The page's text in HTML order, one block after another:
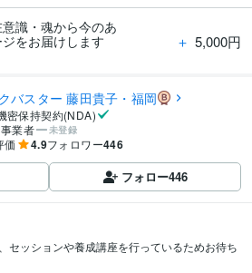
意識・魂から今のあ
をお届けします
＋ 5,000円
バスター 藤田貴子・福岡
密保持契約(NDA)
業者
未登録
価 4.9フォロワー446
フォロー446
セッションや養成講座を行っているためお待ち